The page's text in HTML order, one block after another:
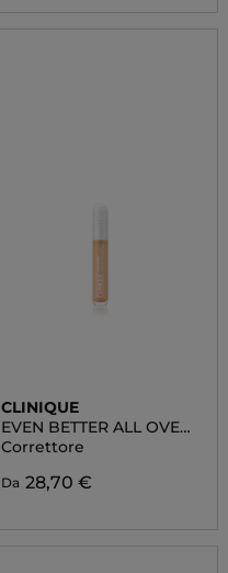
CLINIQUE
EVEN BETTER ALL OVER
CONCEALER + ERASER
Correttore
Da 28,70 €